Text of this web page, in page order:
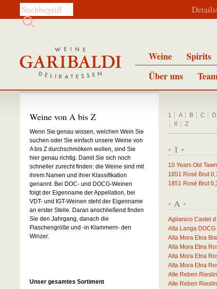
Diese Website durchsuchen:
Weine
Spirits
Über uns
1 A B C
D
X
Z
* 1 *
10 Years Old
1851 Rosé Brut
1851 Rosé Brut
* A *
Aglianico Castel
Alta Langa
Alta Mora Etna
Alta Mora Etna
Alta Mora Etna
Alta Mora Etna
Alte Reben
Alte Reben
Weine von A bis Z
Wenn Sie genau wissen, welchen Wein Sie
suchen oder Sie einfach unsere Weine von
A bis Z durchschmökern wollen, sind Sie
hier genau richtig. Damit Sie sich noch
schneller zurecht finden: die Weine sind mit
ihrem Namen und ihrer Klassifikation
genannt. Bei DOC- und DOCG-Weinen
folgt der Eigenname der Appellation, bei
VDT- und IGT-Weinen steht der Eigenname
an erster Stelle. Daran anschließend finden
Sie den Jahrgang, danach die
Flaschengröße und -in Klammern- den
Winzer.
Unser gesamtes Sortiment